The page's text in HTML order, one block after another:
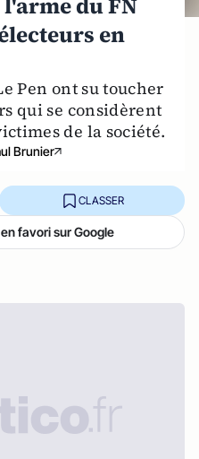
en
Pen ont su toucher
qui se considèrent
de la société.
Brunier
CLASSER
favori sur Google